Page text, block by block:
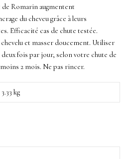
de Romarin augmentent
du cheveu grâce à leurs
Efficacité cas de chute testée.
et masser doucement. Utiliser
fois par jour, selon votre chute de
2 mois. Ne pas rincer.
3.33 kg